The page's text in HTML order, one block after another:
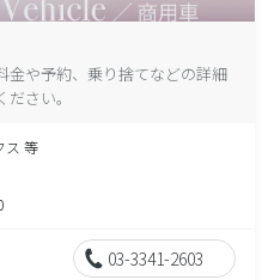
金や予約、乗り捨てなどの詳細
さい。
ス 等
03-3341-2603